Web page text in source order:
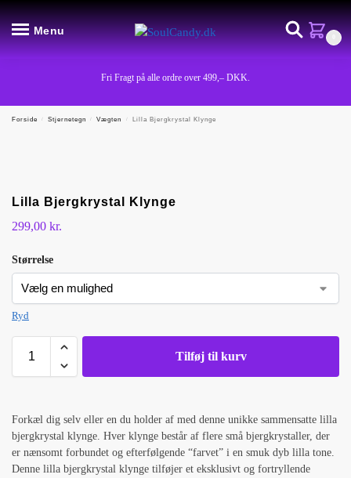
Menu
Fri Fragt på alle ordre over 499,– DKK.
Forside / Stjernetegn / Vægten / Lilla Bjergkrystal Klynge
Lilla Bjergkrystal Klynge
299,00 kr.
Størrelse
Ryd
Tilføj til kurv
Forkæl dig selv eller en du holder af med denne unikke sammensatte lilla
bjergkrystal klynge. Hver klynge består af flere små bjergkrystaller, der
er nænsomt forbundet og efterfølgende “farvet” i en smuk dyb lilla tone.
Denne lilla bjergkrystal klynge tilføjer et eksklusivt og fortryllende